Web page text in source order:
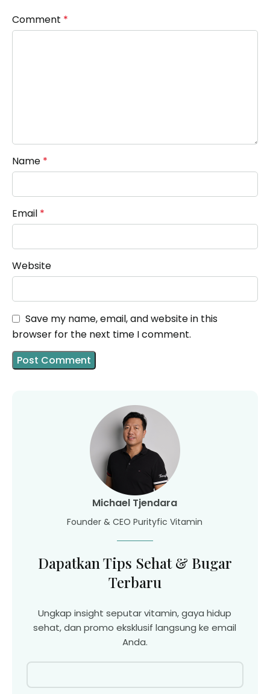
Comment *
Name *
Email *
Website
Save my name, email, and website in this
browser for the next time I comment.
Michael Tjendara
Founder & CEO Purityfic Vitamin
Dapatkan Tips Sehat & Bugar
Terbaru
Ungkap insight seputar vitamin, gaya hidup
sehat, dan promo eksklusif langsung ke email
Anda.